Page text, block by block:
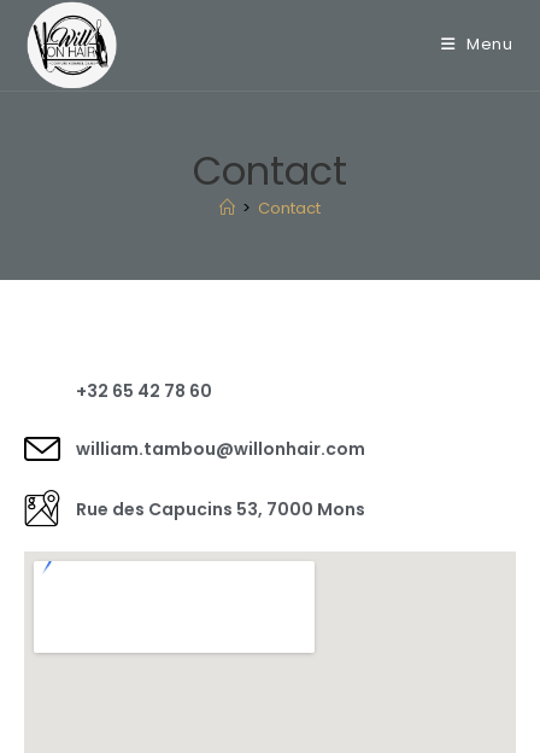
Menu
Contact
> Contact
+32 65 42 78 60
william.tambou@willonhair.com
Rue des Capucins 53, 7000 Mons